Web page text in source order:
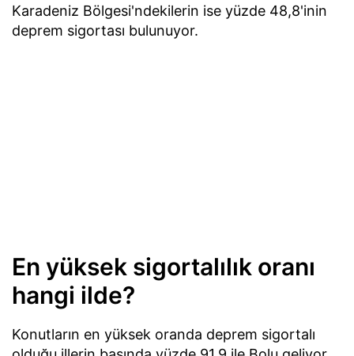
Karadeniz Bölgesi'ndekilerin ise yüzde 48,8'inin
deprem sigortası bulunuyor.
En yüksek sigortalılık oranı
hangi ilde?
Konutların en yüksek oranda deprem sigortalı